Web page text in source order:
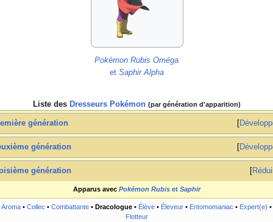
Pokémon Rubis Oméga
et Saphir Alpha
Liste des Dresseurs Pokémon (par génération d'apparition)
génération
génération
génération
Apparus avec Pokémon Rubiset Saphir
Aroma • Collec • Combattante • Dracologue • Élève • Éleveur • Entomomaniac • Expert(e) •
Flotteur